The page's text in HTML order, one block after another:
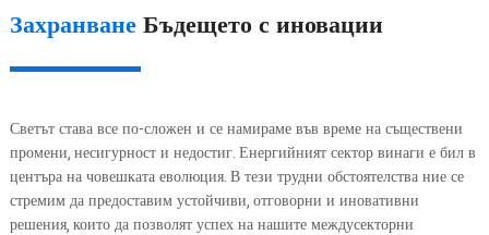
ЗахранванеБъдещето с иновации
Светът става все по-сложен и се намираме във време на съществени
промени, несигурност и недостиг. Енергийният сектор винаги е бил в
центъра на човешката еволюция. В тези трудни обстоятелства ние се
стремим да предоставим устойчиви, отговорни и иновативни
решения, които да позволят успех на нашите междусекторни